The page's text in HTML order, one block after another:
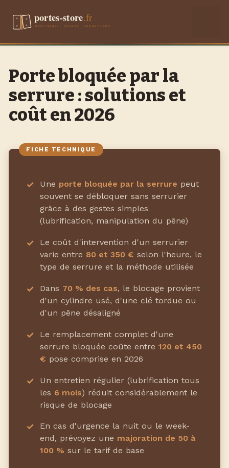
Porte bloquée par la
serrure : solutions et
coût en 2026
Une porte bloquée par la serrure peut
souvent se débloquer sans serrurier
grâce à des gestes simples
(lubrification, manipulation du pêne)
Le coût d'intervention d'un serrurier
varie entre 80 et 350 € selon l'heure, le
type de serrure et la méthode utilisée
Dans 70 % des cas, le blocage provient
d'un cylindre usé, d'une clé tordue ou
d'un pêne désaligné
Le remplacement complet d'une
serrure bloquée coûte entre120 et 450
€ pose comprise en 2026
Un entretien régulier (lubrification tous
les 6 mois) réduit considérablement le
risque de blocage
En cas d'urgence la nuit ou le week-
end, prévoyez une majoration de 50 à
100 % sur le tarif de base